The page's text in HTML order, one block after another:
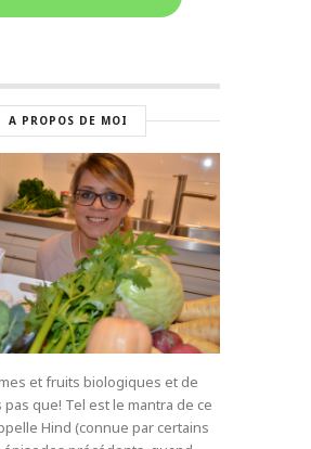
A PROPOS DE MOI
et fruits biologiques et de
pas que! Tel est le mantra de ce
Hind (connue par certains